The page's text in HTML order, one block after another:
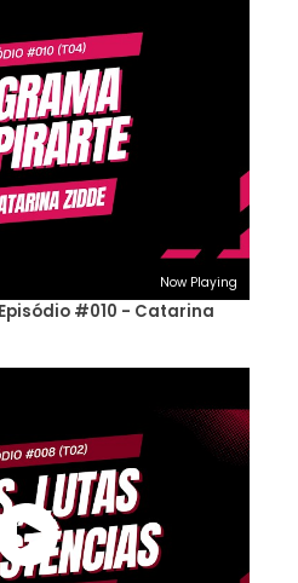
Now Playing
#010 - Catarina